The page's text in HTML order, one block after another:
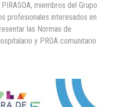
miembros del Grupo
profesionales interesados en
las Normas de
y PROA comunitario